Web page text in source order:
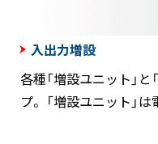
入出力増設
各種「増設ユニット」
プ。「増設ユニット」は